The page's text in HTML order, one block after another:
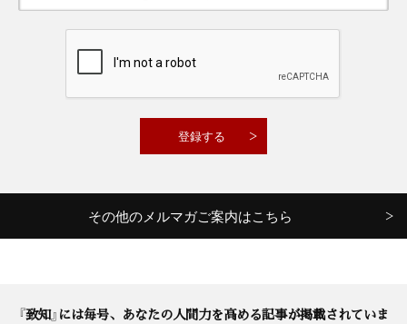
その他のメルマガご案内はこちら
『致知』には毎号、あなたの人間力を高める記事が掲載されていま